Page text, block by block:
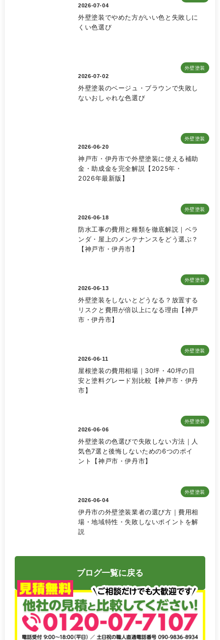
2026-07-04
外壁塗装でやめた方がいい色と失敗しに
くい色選び
外壁塗装
2026-07-02
外壁塗装のベージュ・ブラウンで失敗し
ないおしゃれな色選び
外壁塗装
2026-06-20
神戸市・伊丹市で外壁塗装に使える補助
金・助成金を完全解説【2025年・
2026年最新版】
外壁塗装
2026-06-18
防水工事の費用と種類を徹底解説｜ベラ
ンダ・屋上のメンテナンスをどう選ぶ？
【神戸市・伊丹市】
外壁塗装
2026-06-13
外壁塗装をしないとどうなる？放置する
リスクと費用が倍以上になる理由【神戸
市・伊丹市】
外壁塗装
2026-06-11
屋根塗装の費用相場｜30坪・40坪の目
安と塗料グレード別比較【神戸市・伊丹
市】
外壁塗装
2026-06-06
外壁塗装の色選びで失敗しない方法｜人
気色7選と後悔しないための6つのポイ
ント【神戸市・伊丹市】
外壁塗装
2026-06-04
伊丹市の外壁塗装業者の選び方｜費用相
場・地域特性・失敗しないポイントを解
説
ブログ一覧に戻る